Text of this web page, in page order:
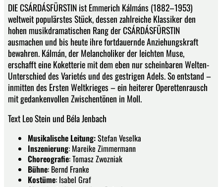
DIE CSÁRDÁSFÜRSTIN ist Emmerich Kálmáns (1882–1953)
weltweit populärstes Stück, dessen zahlreiche Klassiker den
hohen musikdramatischen Rang der CSÁRDÁSFÜRSTIN
ausmachen und bis heute ihre fortdauernde Anziehungskraft
bewahren. Kálmán, der Melancholiker der leichten Muse,
erschafft eine Koketterie mit dem eben nur scheinbaren Welten-
Unterschied des Varietés und des gestrigen Adels. So entstand –
inmitten des Ersten Weltkrieges – ein heiterer Operettenrausch
mit gedankenvollen Zwischentönen in Moll.
Text Leo Stein und Béla Jenbach
Musikalische Leitung:Stefan Veselka
Inszenierung: Mareike Zimmermann
Choreografie: Tomasz Zwozniak
Bühne: Bernd Franke
Kostüme: Isabel Graf